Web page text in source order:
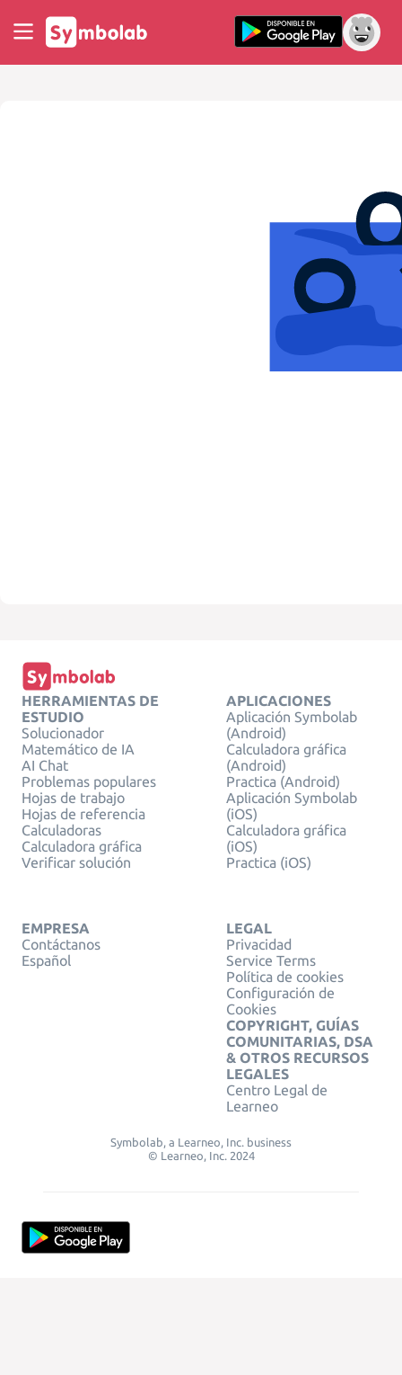
HERRAMIENTAS DE
ESTUDIO
Solucionador
Matemático de IA
AI Chat
Problemas populares
Hojas de trabajo
Hojas de referencia
Calculadoras
Calculadora gráfica
Verificar solución
APLICACIONES
Aplicación Symbolab
(Android)
Calculadora gráfica
(Android)
Practica (Android)
Aplicación Symbolab
(iOS)
Calculadora gráfica
(iOS)
Practica (iOS)
EMPRESA
Contáctanos
Español
LEGAL
Privacidad
Service Terms
Política de cookies
Configuración de
Cookies
COPYRIGHT, GUÍAS
COMUNITARIAS, DSA
& OTROS RECURSOS
LEGALES
Centro Legal de
Learneo
Symbolab, a Learneo, Inc. business
© Learneo, Inc. 2024